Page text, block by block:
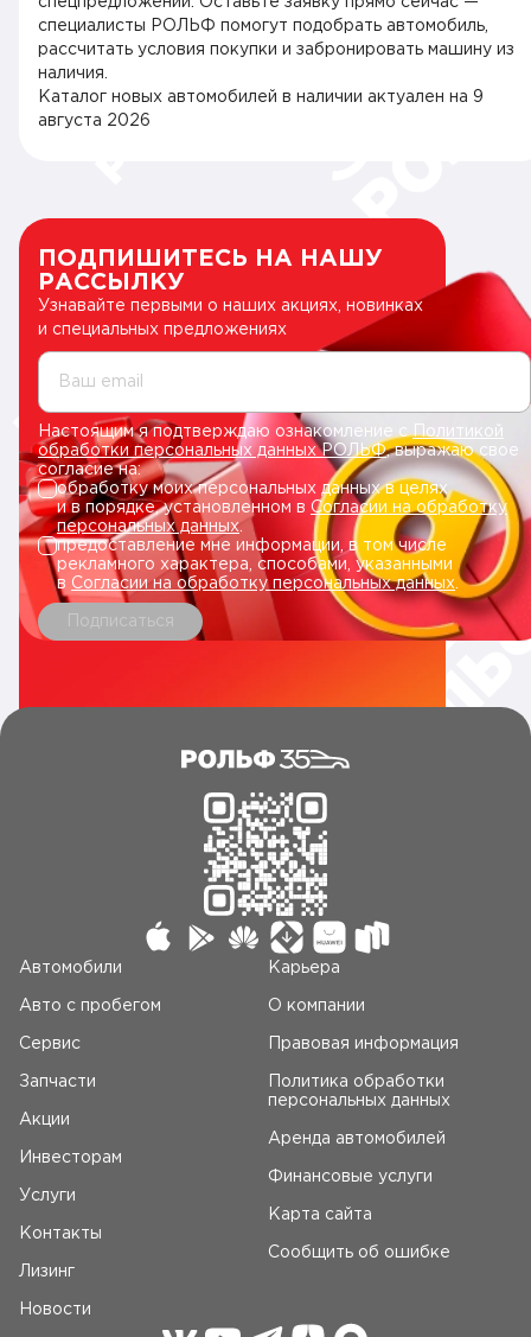
специалисты РОЛЬФ помогут подобрать автомобиль,
рассчитать условия покупки и забронировать машину из
наличия.
Каталог новых автомобилей в наличии актуален на 9
августа 2026
ПОДПИШИТЕСЬ НА НАШУ
РАССЫЛКУ
Узнавайте первыми о наших акциях, новинках
и специальных предложениях
Ваш email
Настоящим я подтверждаю ознакомление сПолитикой
обработки персональных данных РОЛЬФ, выражаю свое
согласие на:
обработку моих персональных данных в целях
и в порядке, установленном в Согласии на обработку
персональных данных.
предоставление мне информации, в том числе
рекламного характера, способами, указанными
в Согласии на обработку персональных данных
Подписаться
Автомобили
Авто c пробегом
Сервис
Запчасти
Акции
Инвесторам
Услуги
Контакты
Лизинг
Новости
Карьера
О компании
Правовая информация
Политика обработки
персональных данных
Аренда автомобилей
Финансовые услуги
Карта сайта
Сообщить об ошибке